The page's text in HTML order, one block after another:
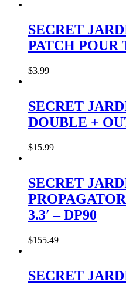
SECRET
PATCH POUR
$3.99
SECRET
DOUBLE +
$15.99
SECRET
3.3′ – DP90
$155.49
SECRET